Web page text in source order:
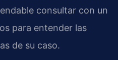
consultar con un
para entender las
de su caso.